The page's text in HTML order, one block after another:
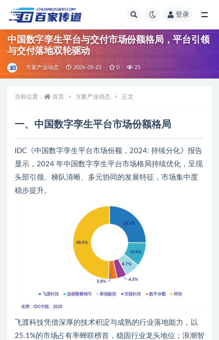
登录
中国数字孪生平台与交付市场份额格局，平台引领
与交付落地双轮驱动
方案产业动态 2026-05-23 0 25
当前位置： 首页 方案产业动态 正文
一、中国数字孪生平台市场份额格局
IDC《中国数字孪生平台市场份额，2024: 持续分化》报告
显示，2024 年中国数字孪生平台市场格局持续优化，呈现
头部引领、梯队清晰、多元协同的发展特征，市场集中度
稳步提升。
飞渡科技凭借深厚的技术积淀与成熟的行业落地能力，以
25.1%的市场占有率蝉联榜首，稳固行业龙头地位；浪潮智